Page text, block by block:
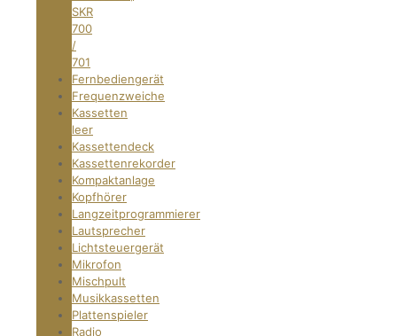
SKR
700
/
701
Fernbediengerät
Frequenzweiche
Kassetten
leer
Kassettendeck
Kassettenrekorder
Kompaktanlage
Kopfhörer
Langzeitprogrammierer
Lautsprecher
Lichtsteuergerät
Mikrofon
Mischpult
Musikkassetten
Plattenspieler
Radio